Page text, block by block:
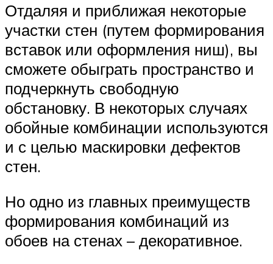
Отдаляя и приближая некоторые
участки стен (путем формирования
вставок или оформления ниш), вы
сможете обыграть пространство и
подчеркнуть свободную
обстановку. В некоторых случаях
обойные комбинации используются
и с целью маскировки дефектов
стен.
Но одно из главных преимуществ
формирования комбинаций из
обоев на стенах – декоративное.